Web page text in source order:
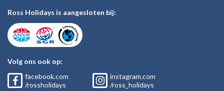
Ross Holidays is aangesloten bij:
Volg ons ook op:
facebook.com
/rossholidays
instagram.com
/ross_holidays